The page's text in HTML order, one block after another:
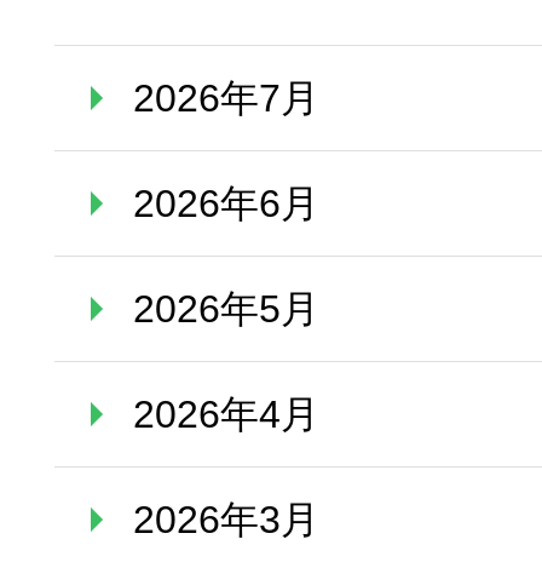
2026年7月
2026年6月
2026年5月
2026年4月
2026年3月